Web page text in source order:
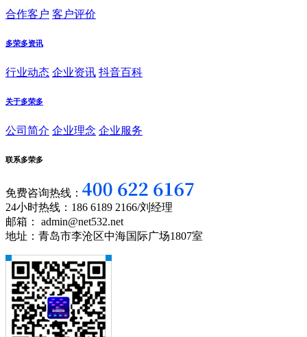
合作客户 客户评价
多荣多资讯
行业动态 企业资讯 抖音百科
关于多荣多
公司简介 企业理念 企业服务
联系多荣多
免费咨询热线：
24小时热线：186 6189 2166/刘经理
邮箱： admin@net532.net
地址：青岛市李沧区中海国际广场1807室